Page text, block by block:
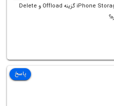
چرا تو قسمت iPhone Storage گزینه Offload و Delete
پاسخ